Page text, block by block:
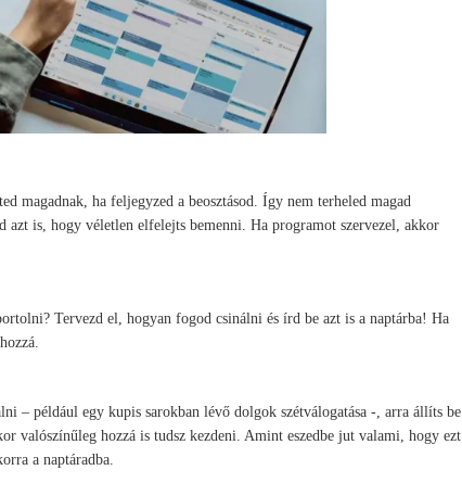
magadnak, ha feljegyzed a beosztásod. Így nem terheled magad
azt is, hogy véletlen elfelejts bemenni. Ha programot szervezel, akkor
Tervezd el, hogyan fogod csinálni és írd be azt is a naptárba! Ha
– például egy kupis sarokban lévő dolgok szétválogatása -, arra állíts be
valószínűleg hozzá is tudsz kezdeni. Amint eszedbe jut valami, hogy ezt
a naptáradba.